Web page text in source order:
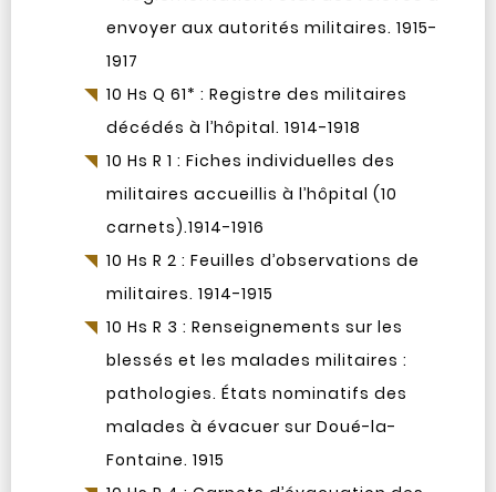
envoyer aux autorités militaires. 1915-
1917
10 Hs Q 61* : Registre des militaires
décédés à l’hôpital. 1914-1918
10 Hs R 1 : Fiches individuelles des
militaires accueillis à l’hôpital (10
carnets).1914-1916
10 Hs R 2 : Feuilles d’observations de
militaires. 1914-1915
10 Hs R 3 : Renseignements sur les
blessés et les malades militaires :
pathologies. États nominatifs des
malades à évacuer sur Doué-la-
Fontaine. 1915